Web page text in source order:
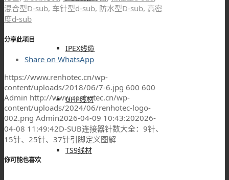
IPEX线缆
UHF线材
TS9线材
混合型D-sub, 车针型d-sub, 防水型D-sub, 高密
度d-sub
分享此项目
Share on WhatsApp
https://www.renhotec.cn/wp-
content/uploads/2018/06/7-6.jpg 600 600
Admin http://www.renhotec.cn/wp-
content/uploads/2024/06/renhotec-logo-
002.png Admin2026-04-09 10:43:202026-
04-08 11:49:42D-SUB连接器针数大全：9针、
15针、25针、37针引脚定义图解
你可能也喜欢